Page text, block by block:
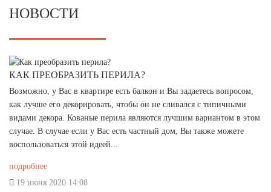
НОВОСТИ
КАК ПРЕОБРАЗИТЬ ПЕРИЛА?
Возможно, у Вас в квартире есть балкон и Вы задаетесь вопросом,
как лучше его декорировать, чтобы он не сливался с типичными
видами декора. Кованые перила являются лучшим вариантом в этом
случае. В случае если у Вас есть частный дом, Вы также можете
воспользоваться этой идеей...
подробнее
19 июня 2020 14:08